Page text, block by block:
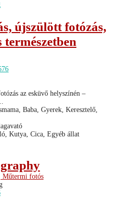
újszülött fotózás,
természetben
az esküvő helyszínén –
Baba, Gyerek, Keresztelő,
Kutya, Cica, Egyéb állat
Műtermi fotós